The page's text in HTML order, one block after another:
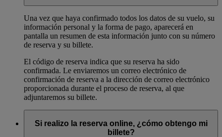
Una vez que haya confirmado todos los datos de su vuelo, su
información personal y la forma de pago, aparecerá en
pantalla un resumen de esta información junto con su número
de reserva y su billete.
El código de reserva indica que su reserva ha sido
confirmada. Le enviaremos un correo electrónico de
confirmación de reserva a la dirección de correo electrónico
proporcionada durante el proceso de reserva, al que
adjuntaremos su billete.
Si realizo la reserva online, ¿cómo obtengo mi
billete?